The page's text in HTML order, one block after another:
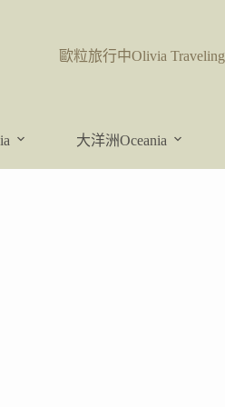
歐粒旅行中Olivia Traveling
大洋洲Oceania